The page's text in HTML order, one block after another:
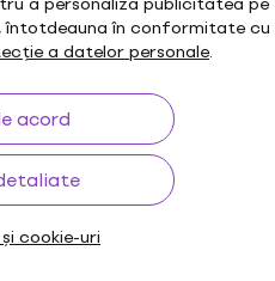
în conformitate cu
a datelor personale.
acord
cookie-uri